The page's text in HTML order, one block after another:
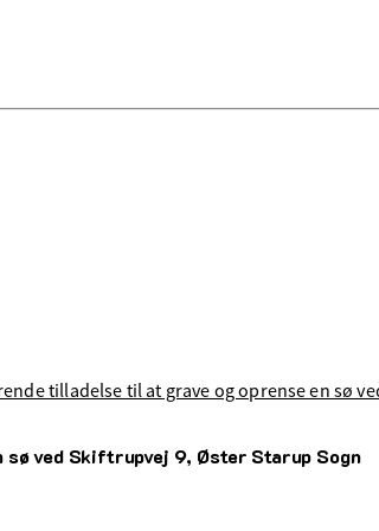
tilladelse til at grave og oprense en sø
ved Skiftrupvej 9, Øster Starup Sogn